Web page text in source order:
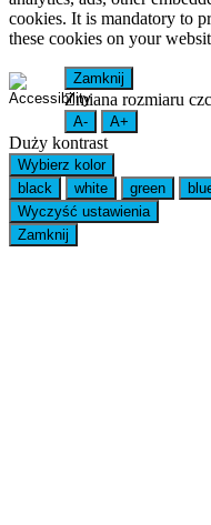
cookies. It is mandatory to
these cookies on your
Zamknij
Zmiana rozmiaru
A- A+
Duży kontrast
Wybierz kolor
black
white green
Wyczyść ustawienia
Zamknij